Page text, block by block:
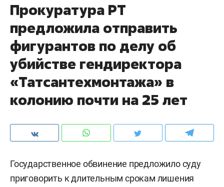
​Прокуратура РТ
предложила отправить
фигурантов по делу об
убийстве гендиректора
«Татсантехмонтажа» в
колонию почти на 25 лет
Государственное обвинение предложило суду
приговорить к длительным срокам лишения